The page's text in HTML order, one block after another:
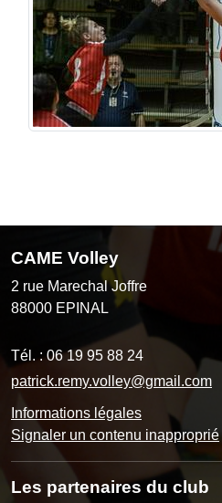
CAME Volley
2 rue Marechal Joffre
88000 EPINAL
Tél. :06 19 95 88 24
patrick.remy.volley@gmail.com
Informations légales
Signaler un contenu inapproprié
Les partenaires du club